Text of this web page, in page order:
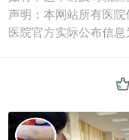
声明：本网站所有医
医院官方实际公布信息